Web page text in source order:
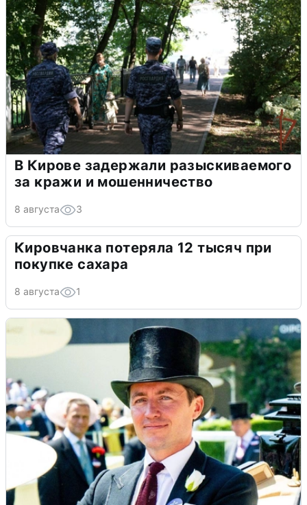
В Кирове задержали разыскиваемого
за кражи и мошенничество
8 августа 3
Кировчанка потеряла 12 тысяч при
покупке сахара
8 августа 1